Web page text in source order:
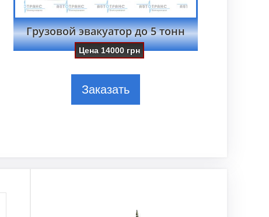
Грузовой эвакуатор до 5 тонн
Цена 14000 грн
Заказать